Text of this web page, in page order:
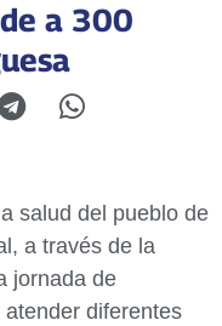
a 300
salud del pueblo de
a través de la
jornada de
diferentes